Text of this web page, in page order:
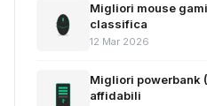
Migliori mouse
classifica
12 Mar 2026
Migliori powerbank
affidabili